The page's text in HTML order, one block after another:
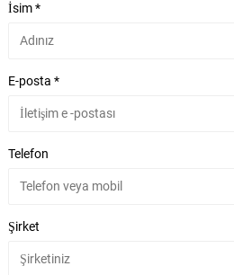
İsim *
E-posta *
Telefon
Şirket